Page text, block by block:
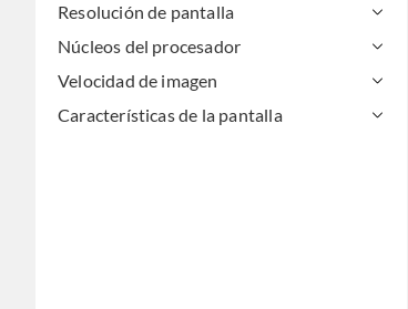
Resolución de pantalla
Núcleos del procesador
Velocidad de imagen
Características de la pantalla